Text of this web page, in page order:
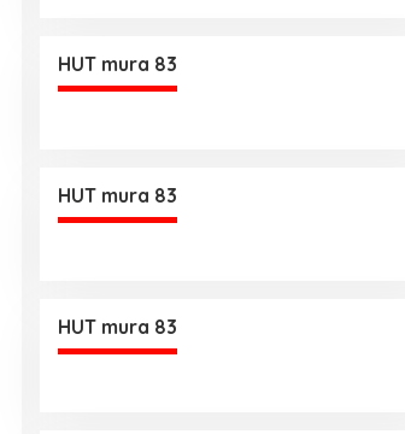
HUT mura 83
HUT mura 83
HUT mura 83